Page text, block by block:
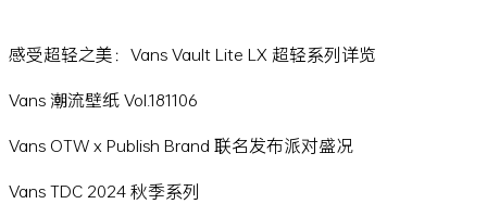
感受超轻之美：Vans Vault Lite LX 超轻系列详览
Vans 潮流壁纸 Vol.181106
Vans OTW x Publish Brand 联名发布派对盛况
Vans TDC 2024 秋季系列